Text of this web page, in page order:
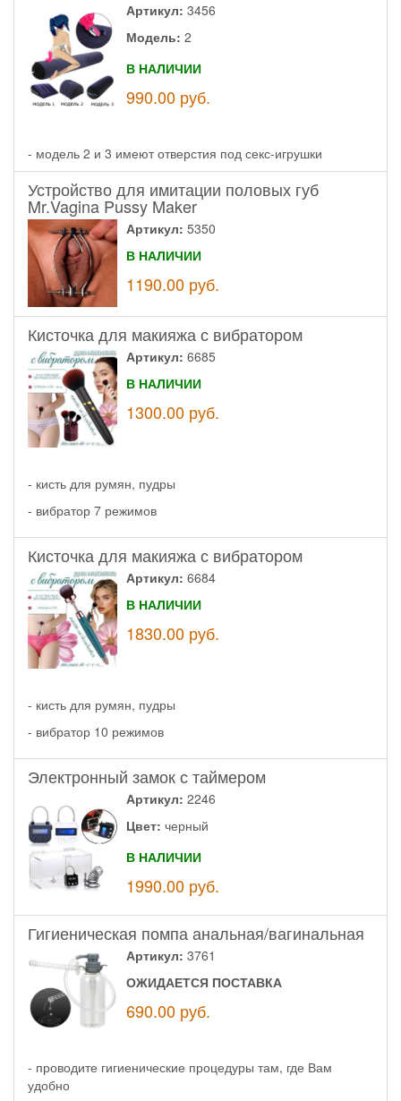
Артикул: 3456
Модель: 2
В НАЛИЧИИ
990.00 руб.
- модель 2 и 3 имеют отверстия под секс-игрушки
Устройство для имитации половых губ
Mr.Vagina Pussy Maker
Артикул: 5350
В НАЛИЧИИ
1190.00 руб.
Кисточка для макияжа с вибратором
Артикул: 6685
В НАЛИЧИИ
1300.00 руб.
- кисть для румян, пудры
- вибратор 7 режимов
Кисточка для макияжа с вибратором
Артикул: 6684
В НАЛИЧИИ
1830.00 руб.
- кисть для румян, пудры
- вибратор 10 режимов
Электронный замок с таймером
Артикул: 2246
Цвет: черный
В НАЛИЧИИ
1990.00 руб.
Гигиеническая помпа анальная/вагинальная
Артикул: 3761
ОЖИДАЕТСЯ ПОСТАВКА
690.00 руб.
- проводите гигиенические процедуры там, где Вам
удобно